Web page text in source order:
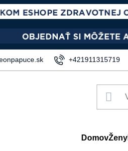
+421911315719
DomovŽeny